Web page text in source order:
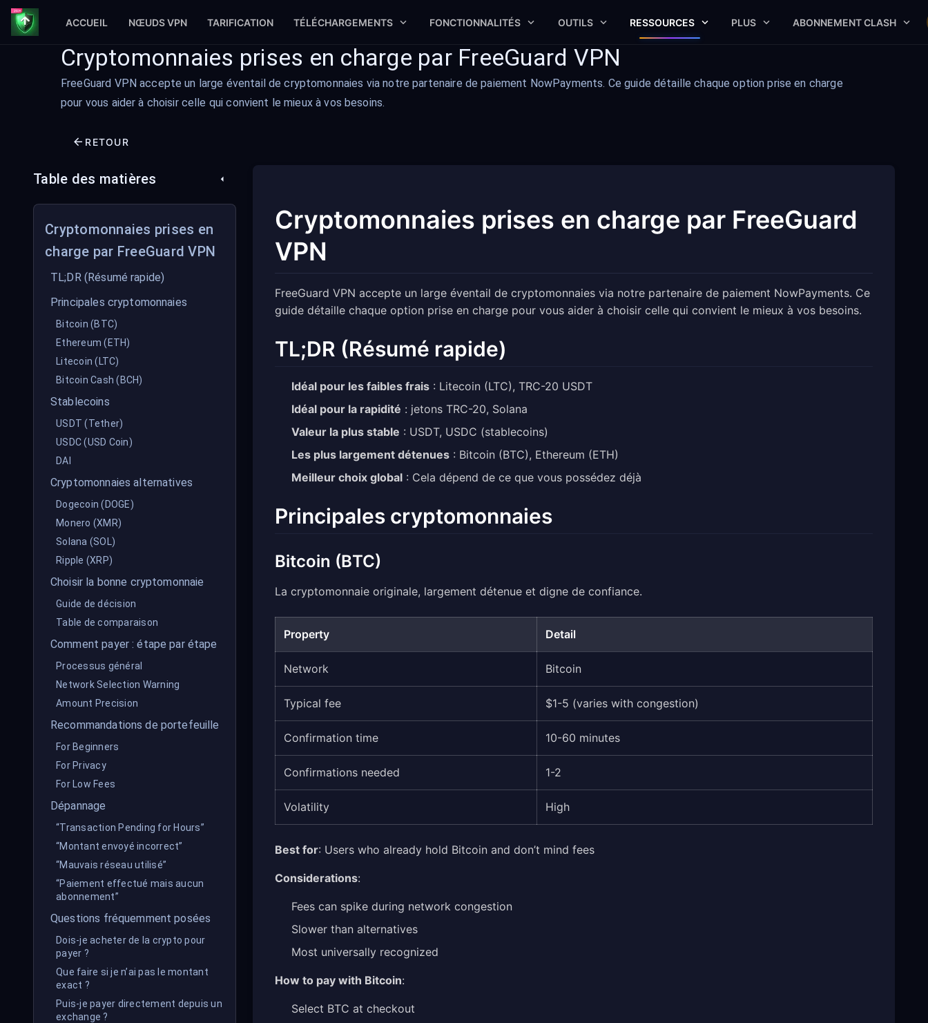
ACCUEIL NŒUDS VPN TARIFICATION TÉLÉCHARGEMENTS FONCTIONNALITÉS OUTILS RESSOURCES PLUS ABONNEMENT CLASH
Cryptomonnaies prises en charge par FreeGuard VPN
FreeGuard VPN accepte un large éventail de cryptomonnaies via notre partenaire de paiement NowPayments. Ce guide détaille chaque option prise en charge
pour vous aider à choisir celle qui convient le mieux à vos besoins.
RETOUR
Table des matières
Cryptomonnaies prises en
charge par FreeGuard VPN
TL;DR (Résumé rapide)
Principales cryptomonnaies
Bitcoin (BTC)
Ethereum (ETH)
Litecoin (LTC)
Bitcoin Cash (BCH)
Stablecoins
USDT (Tether)
USDC (USD Coin)
DAI
Cryptomonnaies alternatives
Dogecoin (DOGE)
Monero (XMR)
Solana (SOL)
Ripple (XRP)
Choisir la bonne cryptomonnaie
Guide de décision
Table de comparaison
Comment payer : étape par étape
Processus général
Network Selection Warning
Amount Precision
Recommandations de portefeuille
For Beginners
For Privacy
For Low Fees
Dépannage
“Transaction Pending for Hours”
“Montant envoyé incorrect”
“Mauvais réseau utilisé”
“Paiement effectué mais aucun
abonnement”
Questions fréquemment posées
Dois-je acheter de la crypto pour
payer ?
Que faire si je n’ai pas le montant
exact ?
Puis-je payer directement depuis un
exchange ?
Cryptomonnaies prises en charge par FreeGuard
VPN
FreeGuard VPN accepte un large éventail de cryptomonnaies via notre partenaire de paiement NowPayments. Ce
guide détaille chaque option prise en charge pour vous aider à choisir celle qui convient le mieux à vos besoins.
TL;DR (Résumé rapide)
Idéal pour les faibles frais : Litecoin (LTC), TRC-20 USDT
Idéal pour la rapidité : jetons TRC-20, Solana
Valeur la plus stable : USDT, USDC (stablecoins)
Les plus largement détenues : Bitcoin (BTC), Ethereum (ETH)
Meilleur choix global : Cela dépend de ce que vous possédez déjà
Principales cryptomonnaies
Bitcoin (BTC)
La cryptomonnaie originale, largement détenue et digne de confiance.
Property Detail
Network Bitcoin
Typical fee $1-5 (varies with congestion)
Confirmation time 10-60 minutes
Confirmations needed 1-2
Volatility High
Best for: Users who already hold Bitcoin and don’t mind fees
Considerations:
Fees can spike during network congestion
Slower than alternatives
Most universally recognized
How to pay with Bitcoin:
Select BTC at checkout